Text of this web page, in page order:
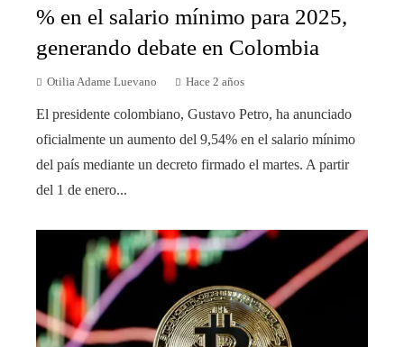
% en el salario mínimo para 2025,
generando debate en Colombia
Otilia Adame Luevano Hace 2 años
El presidente colombiano, Gustavo Petro, ha anunciado
oficialmente un aumento del 9,54% en el salario mínimo
del país mediante un decreto firmado el martes. A partir
del 1 de enero...